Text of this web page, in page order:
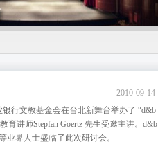
2010-09-14
银行文教基金会在台北新舞台举办了 “d&b
育讲师Stepfan Goertz 先生受邀主讲。d&b
界人士盛临了此次研讨会。